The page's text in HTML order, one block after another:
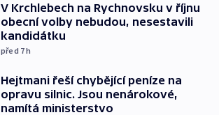
V Krchlebech na Rychnovsku v říjnu
obecní volby nebudou, nesestavili
kandidátku
před 7h
Hejtmani řeší chybějící peníze na
opravu silnic. Jsou nenárokové,
namítá ministerstvo